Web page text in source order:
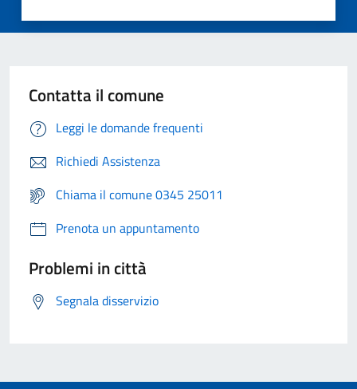
Contatta il comune
Leggi le domande frequenti
Richiedi Assistenza
Chiama il comune 0345 25011
Prenota un appuntamento
Problemi in città
Segnala disservizio